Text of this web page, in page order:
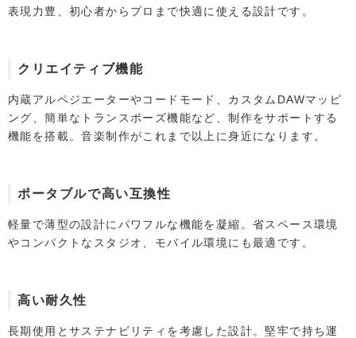
表現力豊、初心者からプロまで快適に使える設計です。
クリエイティブ機能
内蔵アルペジエーターやコードモード、カスタムDAWマッピ
ング、簡単なトランスポーズ機能など、制作をサポートする
機能を搭載。音楽制作がこれまで以上に身近になります。
ポータブルで高い互換性
軽量で薄型の設計にパワフルな機能を凝縮。省スペース環境
やコンパクトなスタジオ、モバイル環境にも最適です。
高い耐久性
長期使用とサステナビリティを考慮した設計。堅牢で持ち運